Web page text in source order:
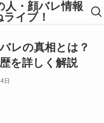
人・顔バレ情報
イブ！
レの真相とは？
を詳しく解説
日